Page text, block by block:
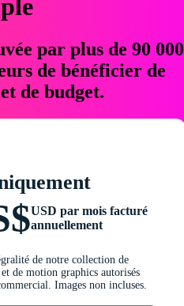
par plus de 90 000
de bénéficier de
de budget.
USD par mois facturé
annuellement
de notre collection de
de motion graphics autorisés
Images non incluses.